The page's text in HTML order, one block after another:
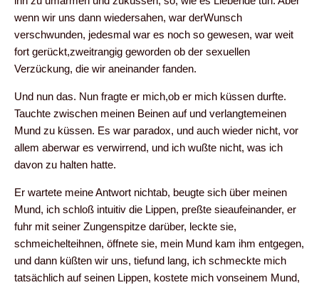
wenn wir uns dann wiedersahen, war derWunsch
verschwunden, jedesmal war es noch so gewesen, war weit
fort gerückt,zweitrangig geworden ob der sexuellen
Verzückung, die wir aneinander fanden.
Und nun das. Nun fragte er mich,ob er mich küssen durfte.
Tauchte zwischen meinen Beinen auf und verlangtemeinen
Mund zu küssen. Es war paradox, und auch wieder nicht, vor
allem aberwar es verwirrend, und ich wußte nicht, was ich
davon zu halten hatte.
Er wartete meine Antwort nichtab, beugte sich über meinen
Mund, ich schloß intuitiv die Lippen, preßte sieaufeinander, er
fuhr mit seiner Zungenspitze darüber, leckte sie,
schmeichelteihnen, öffnete sie, mein Mund kam ihm entgegen,
und dann küßten wir uns, tiefund lang, ich schmeckte mich
tatsächlich auf seinen Lippen, kostete mich vonseinem Mund,